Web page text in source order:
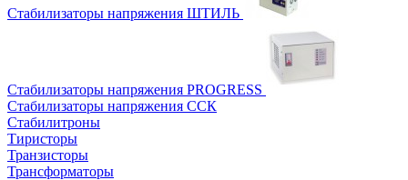
Стабилизаторы напряжения ШТИЛЬ
Стабилизаторы напряжения PROGRESS
Стабилизаторы напряжения ССК
Стабилитроны
Тиристоры
Транзисторы
Трансформаторы